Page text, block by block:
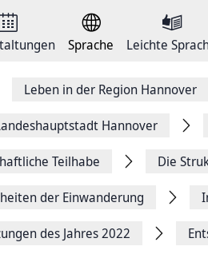
Sprache Leichte
Leben in der Region Hannover
Hannover
Teilhabe Die
der Einwanderung
des Jahres 2022